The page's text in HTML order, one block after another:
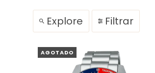
Explore Filtrar
AGOTADO